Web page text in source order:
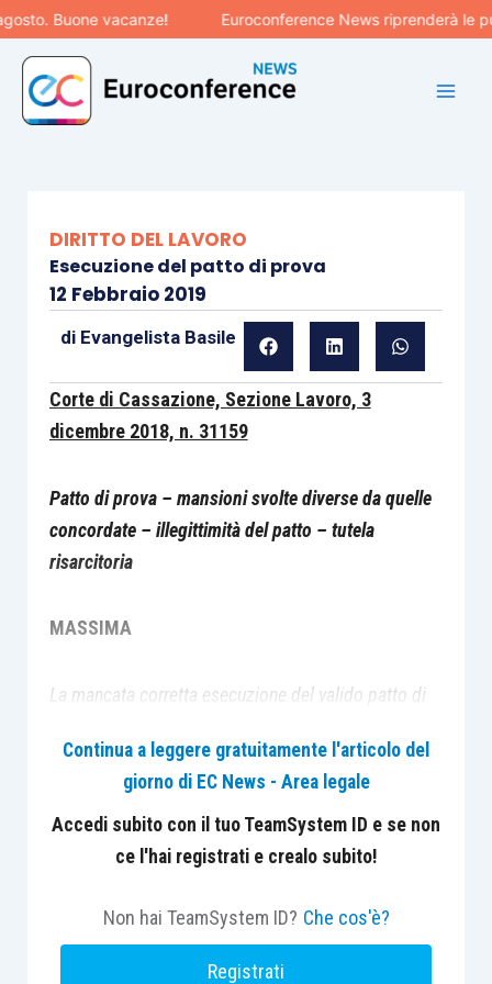
Vai
al
contenuto
Buone vacanze! Euroconference News riprenderà le
DIRITTO DEL LAVORO
Esecuzione del patto di prova
12 Febbraio 2019
di Evangelista Basile
Corte di Cassazione, Sezione Lavoro, 3
dicembre 2018, n. 31159
Patto di prova – mansioni svolte diverse da quelle
concordate – illegittimità del patto – tutela
risarcitoria
MASSIMA
La mancata corretta esecuzione del valido patto di
dell’inadempimento senza generare una nullità non
prevista. Non determina, quindi, automaticamente la
“conversione” in un rapporto a tempo indeterminato,
bensì, come ogni altro inadempimento, la richiesta
risarcimento del danno.
Continua a leggere gratuitamente l'articolo del
giorno di EC News - Area legale
Accedi subito con il tuo TeamSystem ID e se non
ce l'hai registrati e crealo subito!
Non hai TeamSystem ID? Che cos'è?
Registrati